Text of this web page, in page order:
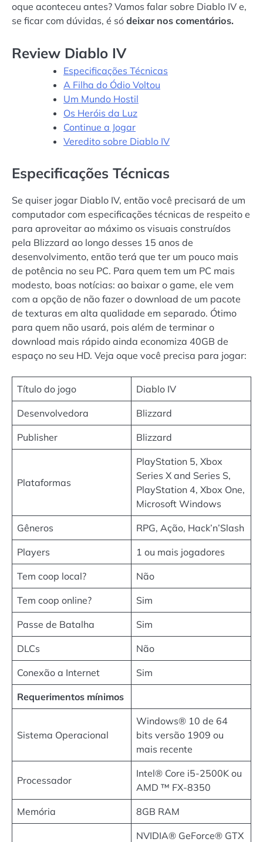
oque aconteceu antes? Vamos falar sobre Diablo IV e,
se ficar com dúvidas, é só deixar nos comentários.
Review Diablo IV
Especificações Técnicas
A Filha do Ódio Voltou
Um Mundo Hostil
Os Heróis da Luz
Continue a Jogar
Veredito sobre Diablo IV
Especificações Técnicas
Se quiser jogar Diablo IV, então você precisará de um
computador com especificações técnicas de respeito e
para aproveitar ao máximo os visuais construídos
pela Blizzard ao longo desses 15 anos de
desenvolvimento, então terá que ter um pouco mais
de potência no seu PC. Para quem tem um PC mais
modesto, boas notícias: ao baixar o game, ele vem
com a opção de não fazer o download de um pacote
de texturas em alta qualidade em separado. Ótimo
para quem não usará, pois além de terminar o
download mais rápido ainda economiza 40GB de
espaço no seu HD. Veja oque você precisa para jogar:
Título do jogo Diablo IV
Desenvolvedora Blizzard
Publisher Blizzard
Plataformas
PlayStation 5, Xbox
Series X and Series S,
PlayStation 4, Xbox One,
Microsoft Windows
Gêneros RPG, Ação, Hack’n’Slash
Players 1 ou mais jogadores
Tem coop local? Não
Tem coop online? Sim
Passe de Batalha Sim
DLCs Não
Conexão a Internet Sim
Requerimentos mínimos
Sistema Operacional
Windows® 10 de 64
bits versão 1909 ou
mais recente
Processador
Intel® Core i5-2500K ou
AMD ™ FX-8350
Memória 8GB RAM
NVIDIA® GeForce® GTX